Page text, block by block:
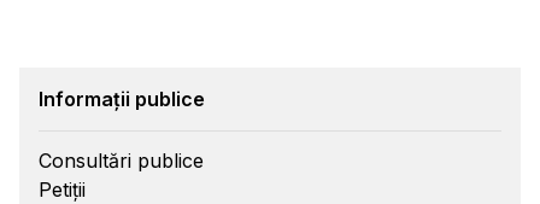
Informații publice
Consultări publice
Petiții